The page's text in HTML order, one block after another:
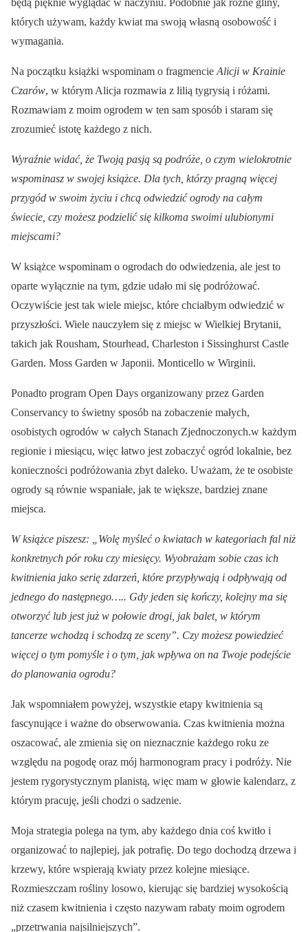
których używam, każdy kwiat ma swoją własną osobowość i
wymagania.
Na początku książki wspominam o fragmencie Alicji w Krainie
Czarów, w którym Alicja rozmawia z lilią tygrysią i różami.
Rozmawiam z moim ogrodem w ten sam sposób i staram się
zrozumieć istotę każdego z nich.
Wyraźnie widać, że Twoją pasją są podróże, o czym wielokrotnie
wspominasz w swojej książce. Dla tych, którzy pragną więcej
przygód w swoim życiu i chcą odwiedzić ogrody na całym
świecie, czy możesz podzielić się kilkoma swoimi ulubionymi
miejscami?
W książce wspominam o ogrodach do odwiedzenia, ale jest to
oparte wyłącznie na tym, gdzie udało mi się podróżować.
Oczywiście jest tak wiele miejsc, które chciałbym odwiedzić w
przyszłości. Wiele nauczyłem się z miejsc w Wielkiej Brytanii,
takich jak Rousham, Stourhead, Charleston i Sissinghurst Castle
Garden. Moss Garden w Japonii. Monticello w Wirginii.
Ponadto program Open Days organizowany przez Garden
Conservancy to świetny sposób na zobaczenie małych,
osobistych ogrodów w całych Stanach Zjednoczonych.w każdym
regionie i miesiącu, więc łatwo jest zobaczyć ogród lokalnie, bez
konieczności podróżowania zbyt daleko. Uważam, że te osobiste
ogrody są równie wspaniałe, jak te większe, bardziej znane
miejsca.
W książce piszesz: „Wolę myśleć o kwiatach w kategoriach fal niż
konkretnych pór roku czy miesięcy. Wyobrażam sobie czas ich
kwitnienia jako serię zdarzeń, które przypływają i odpływają od
jednego do następnego….. Gdy jeden się kończy, kolejny ma się
otworzyć lub jest już w połowie drogi, jak balet, w którym
tancerze wchodzą i schodzą ze sceny”. Czy możesz powiedzieć
więcej o tym pomyśle i o tym, jak wpływa on na Twoje podejście
do planowania ogrodu?
Jak wspomniałem powyżej, wszystkie etapy kwitnienia są
fascynujące i ważne do obserwowania. Czas kwitnienia można
oszacować, ale zmienia się on nieznacznie każdego roku ze
względu na pogodę oraz mój harmonogram pracy i podróży. Nie
jestem rygorystycznym planistą, więc mam w głowie kalendarz, z
którym pracuję, jeśli chodzi o sadzenie.
Moja strategia polega na tym, aby każdego dnia coś kwitło i
organizować to najlepiej, jak potrafię. Do tego dochodzą drzewa i
krzewy, które wspierają kwiaty przez kolejne miesiące.
Rozmieszczam rośliny losowo, kierując się bardziej wysokością
niż czasem kwitnienia i często nazywam rabaty moim ogrodem
„przetrwania najsilniejszych”.